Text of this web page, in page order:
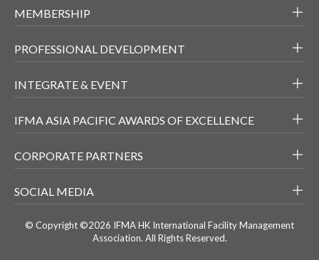
MEMBERSHIP
PROFESSIONAL DEVELOPMENT
INTEGRATE & EVENT
IFMA ASIA PACIFIC AWARDS OF EXCELLENCE
CORPORATE PARTNERS
SOCIAL MEDIA
© Copyright ©2026 IFMA HK International Facility Management
Association. All Rights Reserved.